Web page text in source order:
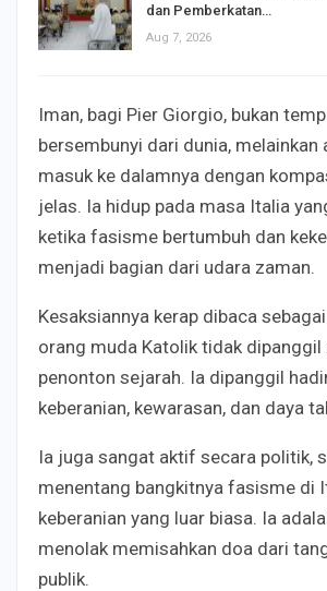
dan Pemberkatan…
Aug 7, 2026
Iman, bagi Pier Giorgio, bukan
bersembunyi dari dunia, melainkan
masuk ke dalamnya dengan
jelas. Ia hidup pada masa Italia
ketika fasisme bertumbuh dan
menjadi bagian dari udara zaman.
Kesaksiannya kerap dibaca
orang muda Katolik tidak dipanggil
penonton sejarah. Ia dipanggil
keberanian, kewarasan, dan daya
Ia juga sangat aktif secara politik,
menentang bangkitnya fasisme di
keberanian yang luar biasa. Ia
menolak memisahkan doa dari
publik.